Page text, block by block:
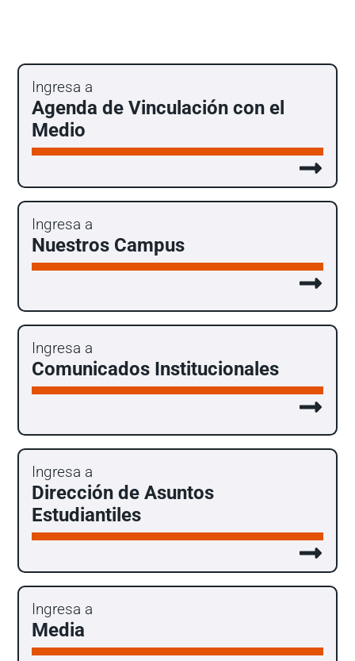
Ingresa a
Agenda de Vinculación con el
Medio
Ingresa a
Nuestros Campus
Ingresa a
Comunicados Institucionales
Ingresa a
Dirección de Asuntos
Estudiantiles
Ingresa a
Media